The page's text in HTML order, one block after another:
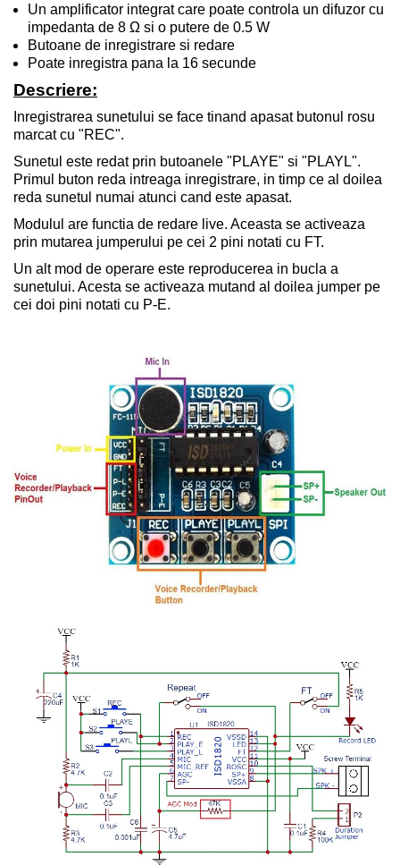
Un amplificator integrat care poate controla un difuzor cu
impedanta de 8 Ω si o putere de 0.5 W
Butoane de inregistrare si redare
Poate inregistra pana la 16 secunde
Descriere:
Inregistrarea sunetului se face tinand apasat butonul rosu
marcat cu "REC".
Sunetul este redat prin butoanele "PLAYE" si "PLAYL".
Primul buton reda intreaga inregistrare, in timp ce al doilea
reda sunetul numai atunci cand este apasat.
Modulul are functia de redare live. Aceasta se activeaza
prin mutarea jumperului pe cei 2 pini notati cu FT.
Un alt mod de operare este reproducerea in bucla a
sunetului. Acesta se activeaza mutand al doilea jumper pe
cei doi pini notati cu P-E.